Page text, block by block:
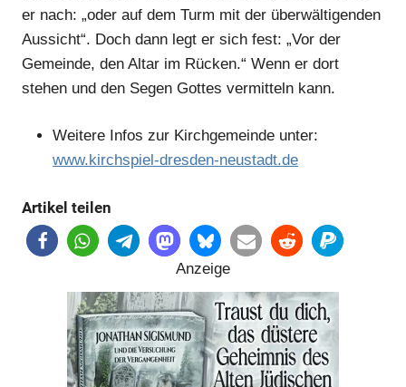
Anzeige
er nach: „oder auf dem Turm mit der überwältigenden
Aussicht“. Doch dann legt er sich fest: „Vor der
Gemeinde, den Altar im Rücken.“ Wenn er dort
stehen und den Segen Gottes vermitteln kann.
Weitere Infos zur Kirchgemeinde unter:
www.kirchspiel-dresden-neustadt.de
Artikel teilen
Anzeige